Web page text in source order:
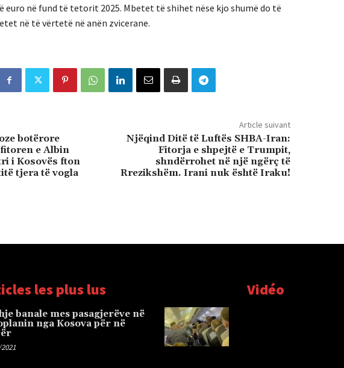
në fund të tetorit 2025. Mbetet të shihet nëse kjo shumë do të
në të vërtetë në anën zvicerane.
botërore
e Albin
i Kosovës fton
tjera të vogla
Article suivant
Njëqind Ditë të Luftës SHBA-Iran:
Fitorja e shpejtë e Trumpit,
shndërrohet në një ngërç të
Rrezikshëm. Irani nuk është Iraku!
les plus lus
banale mes pasagjerëve në
nga Kosova për në
Vidéo